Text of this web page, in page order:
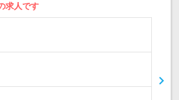
求人です